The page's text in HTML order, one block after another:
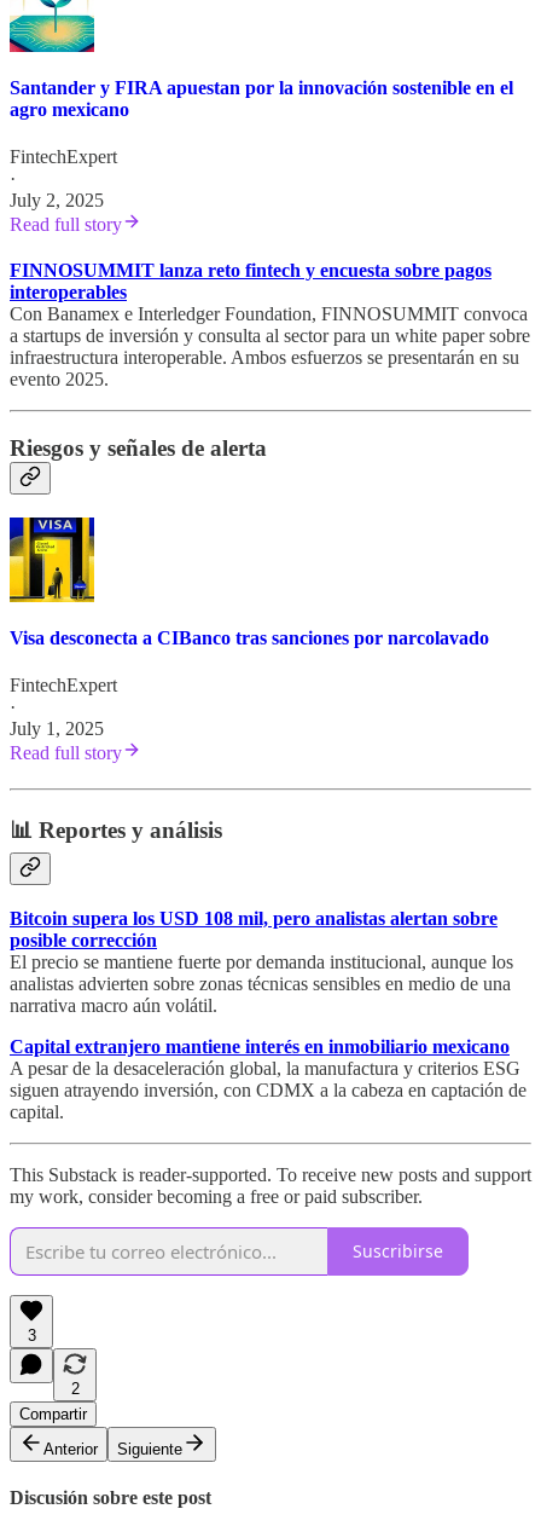
Santander y FIRA apuestan por la innovación sostenible en el
agro mexicano
FintechExpert
·
July 2, 2025
Read full story
FINNOSUMMIT lanza reto fintech y encuesta sobre pagos
interoperables
Con Banamex e Interledger Foundation, FINNOSUMMIT convoca
a startups de inversión y consulta al sector para un white paper sobre
infraestructura interoperable. Ambos esfuerzos se presentarán en su
evento 2025.
Riesgos y señales de alerta
Visa desconecta a CIBanco tras sanciones por narcolavado
FintechExpert
·
July 1, 2025
Read full story
📊 Reportes y análisis
Bitcoin supera los USD 108 mil, pero analistas alertan sobre
posible corrección
El precio se mantiene fuerte por demanda institucional, aunque los
analistas advierten sobre zonas técnicas sensibles en medio de una
narrativa macro aún volátil.
Capital extranjero mantiene interés en inmobiliario mexicano
A pesar de la desaceleración global, la manufactura y criterios ESG
siguen atrayendo inversión, con CDMX a la cabeza en captación de
capital.
This Substack is reader-supported. To receive new posts and support
my work, consider becoming a free or paid subscriber.
Suscribirse
3
2
Compartir
Anterior
Siguiente
Discusión sobre este post